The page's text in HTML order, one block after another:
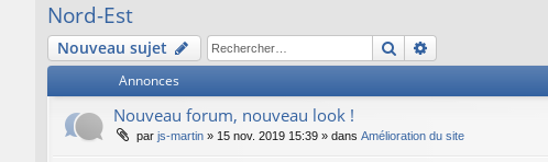
Nord-Est
Nouveau sujet Rechercher
Annonces
Nouveau forum, nouveau look !
par js-martin » 15 nov. 2019 15:39 » dans Amélioration du site